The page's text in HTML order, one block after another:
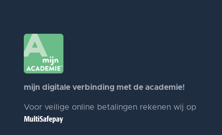
mijn digitale verbinding met de academie!
Voor veilige online betalingen rekenen wij op